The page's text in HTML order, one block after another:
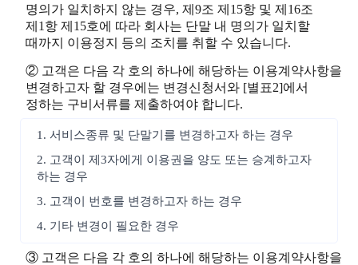
명의가 일치하지 않는 경우, 제9조 제15항 및 제16조
제1항 제15호에 따라 회사는 단말 내 명의가 일치할
때까지 이용정지 등의 조치를 취할 수 있습니다.
② 고객은 다음 각 호의 하나에 해당하는 이용계약사항을
변경하고자 할 경우에는 변경신청서와 [별표2]에서
정하는 구비서류를 제출하여야 합니다.
1. 서비스종류 및 단말기를 변경하고자 하는 경우
2. 고객이 제3자에게 이용권을 양도 또는 승계하고자
하는 경우
3. 고객이 번호를 변경하고자 하는 경우
4. 기타 변경이 필요한 경우
③ 고객은 다음 각 호의 하나에 해당하는 이용계약사항을